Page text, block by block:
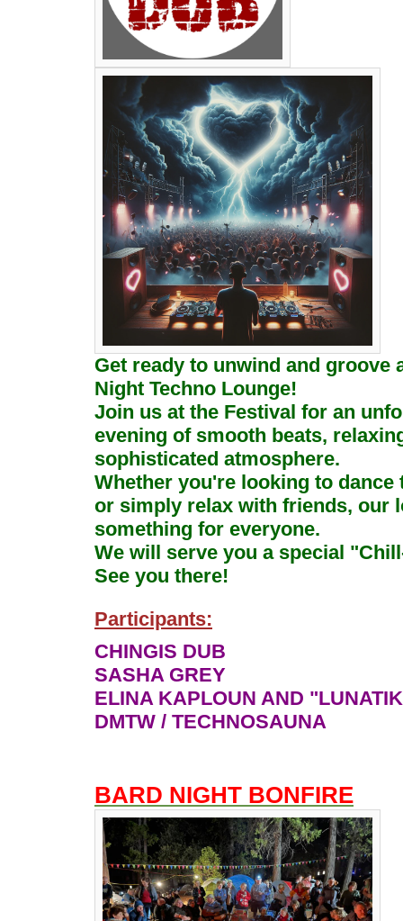
Get ready to unwind and groove
Night Techno Lounge!
Join us at the Festival for an
evening of smooth beats,
sophisticated atmosphere.
Whether you're looking to dance
or simply relax with friends, our
something for everyone.
We will serve you a special
See you there!
Participants:
CHINGIS DUB
SASHA GREY
ELINA KAPLOUN AND
DMTW / TECHNOSAUNA
BARD NIGHT BONFIRE